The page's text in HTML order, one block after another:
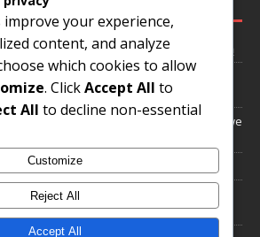
Wkład w klub, Życie poza piłką nożną
Międzynarodowe uznanie,
wyróżnienia, Osiągnięcia klubowe, Kluczowe
klubowe, Droga osobista
Świata, Międzynarodowe zaszczyty,
your experience,
content, and analyze
which cookies to allow
. ClickAccept All to
All to decline non-essential
Customize
Reject All
Accept All